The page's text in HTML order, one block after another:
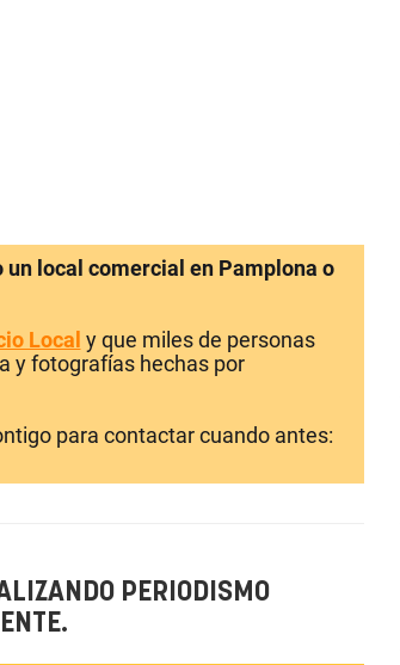
un local comercial en Pamplona o
Local y que miles de personas
y fotografías hechas por
para contactar cuando antes:
PERIODISMO